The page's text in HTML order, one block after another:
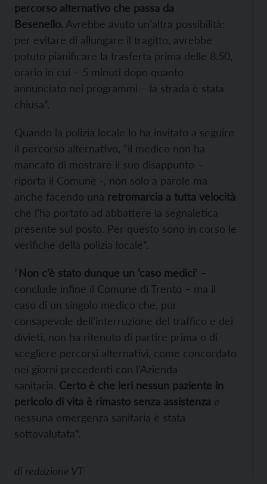
percorso alternativo che passa da
Besenello. Avrebbe avuto un’altra possibilità:
per evitare di allungare il tragitto, avrebbe
potuto pianificare la trasferta prima delle 8.50,
orario in cui – 5 minuti dopo quanto
annunciato nei programmi – la strada è stata
chiusa”.
Quando la polizia locale lo ha invitato a seguire
il percorso alternativo, “il medico non ha
mancato di mostrare il suo disappunto –
riporta il Comune -, non solo a parole ma
anche facendo una retromarcia a tutta velocità
che l’ha portato ad abbattere la segnaletica
presente sul posto. Per questo sono in corso le
verifiche della polizia locale”.
“Non c’è stato dunque un ‘caso medici’ –
conclude infine il Comune di Trento – ma il
caso di un singolo medico che, pur
consapevole dell’interruzione del traffico e dei
divieti, non ha ritenuto di partire prima o di
scegliere percorsi alternativi, come concordato
nei giorni precedenti con l’Azienda
sanitaria. Certo è che ieri nessun paziente in
pericolo di vita è rimasto senza assistenza e
nessuna emergenza sanitaria è stata
sottovalutata”.
di redazione VT